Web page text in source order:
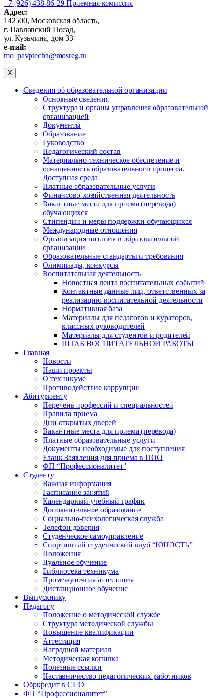
+7 (926) 438-86-29 Приемная комиссия
Адрес:
142500, Московская область,
г. Павловский Посад,
ул. Кузьмина, дом 33
e-mail:
mo_pavptechn@mosreg.ru
X
Сведения об образовательной организации
Основные сведения
Структура и органы управления образовательной
организацией
Документы
Образование
Руководство
Педагогический состав
Материально-техническое обеспечение и
оснащенность образовательного процесса.
Доступная среда
Платные образовательные услуги
Финансово-хозяйственная деятельность
Вакантные места для приема (перевода)
обучающихся
Стипендии и меры поддержки обучающихся
Международные отношения
Организация питания в образовательной
организации
Образовательные стандарты и требования
Олимпиады, конкурсы
Воспитательная деятельность
Новостная лента воспитательных событий
Контактные данные лиц, ответственных за
реализацию воспитательной деятельности
Нормативная база
Материалы для педагогов и кураторов,
классных руководителей
Материалы для студентов и родителей
ШТАБ ВОСПИТАТЕЛЬНОЙ РАБОТЫ
Главная
Новости
Наши проекты
О техникуме
Противодействие коррупции
Абитуриенту
Перечень профессий и специальностей
Правила приема
Дни открытых дверей
Вакантные места для приема (перевода)
Платные образовательные услуги
Документы необходимые для поступления
Бланк Заявления для приема в ПОО
ФП “Профессионалитет”
Студенту
Важная информация
Расписание занятий
Календарный учебный график
Дополнительное образование
Социально-психологическая служба
Телефон доверия
Студенческое самоуправление
Спортивный студенческий клуб “ЮНОСТЬ”
Положения
Дуальное обучение
Библиотека техникума
Промежуточная аттестация
Дистанционное обучение
Выпускнику
Педагогу
Положение о методической службе
Структура методической службы
Повышение квалификации
Аттестация
Наградной материал
Методическая копилка
Полезные ссылки
Наставничество педагогических работников
Обркредит в СПО
ФП “Профессионалитет”